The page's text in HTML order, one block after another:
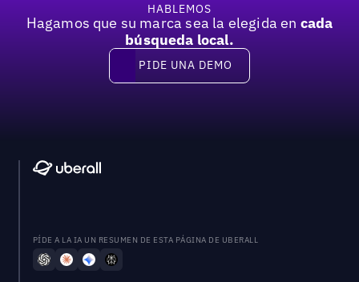
HABLEMOS
Hagamos que su marca sea la elegida en cada
búsqueda local.
Pide una demo
PIDE UNA DEMO
PÍDE A LA IA UN RESUMEN DE ESTA PÁGINA DE UBERALL